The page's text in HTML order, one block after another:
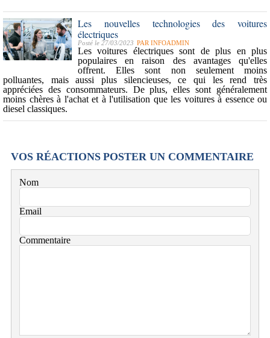
Les nouvelles technologies des voitures
électriques
Posté le 27/03/2023 PAR INFOADMIN
Les voitures électriques sont de plus en plus
populaires en raison des avantages qu'elles
offrent. Elles sont non seulement moins
polluantes, mais aussi plus silencieuses, ce qui les rend très
appréciées des consommateurs. De plus, elles sont généralement
moins chères à l'achat et à l'utilisation que les voitures à essence ou
diesel classiques.
VOS RÉACTIONS POSTER UN COMMENTAIRE
Nom
Email
Commentaire